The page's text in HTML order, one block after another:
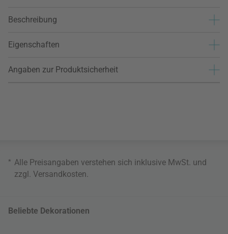
Beschreibung
Eigenschaften
Angaben zur Produktsicherheit
* Alle Preisangaben verstehen sich inklusive MwSt. und
zzgl. Versandkosten
Beliebte Dekorationen